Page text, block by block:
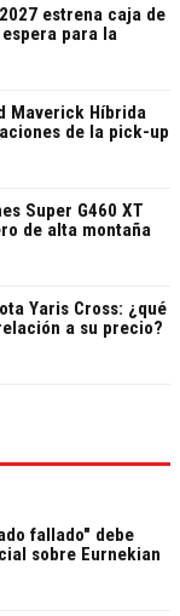
estrena caja de
para la
Maverick Híbrida
de la pick-up
Super G460 XT
de alta montaña
Yaris Cross: ¿qué
a su precio?
fallado" debe
sobre Eurnekian